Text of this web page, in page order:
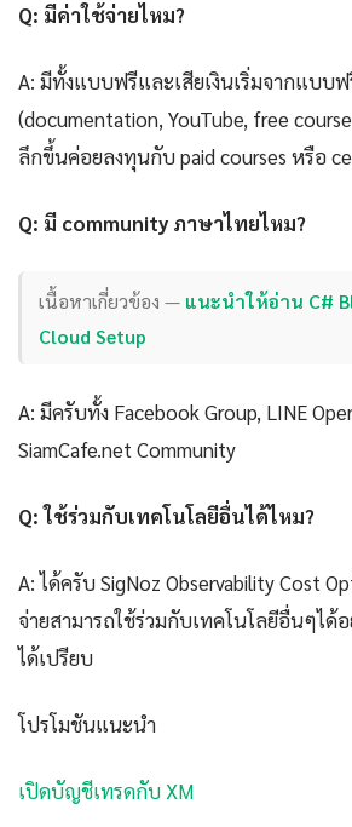
Q: มีค่าใช้จ่ายไหม?
A: มีทั้งแบบฟรีและเสียเงินเริ่มจากแบบ
(documentation, YouTube, free
ลึกขึ้นค่อยลงทุนกับ paid courses หรือ
Q: มี community ภาษาไทยไหม?
เนื้อหาเกี่ยวข้อง — แนะนำให้อ่าน C#
Cloud Setup
A: มีครับทั้ง Facebook Group, LINE
SiamCafe.net Community
Q: ใช้ร่วมกับเทคโนโลยีอื่นได้ไหม?
A: ได้ครับ SigNoz Observability Cost
จ่ายสามารถใช้ร่วมกับเทคโนโลยีอื่นๆได้อ
ได้เปรียบ
โปรโมชันแนะนำ
เปิดบัญชีเทรดกับ XM